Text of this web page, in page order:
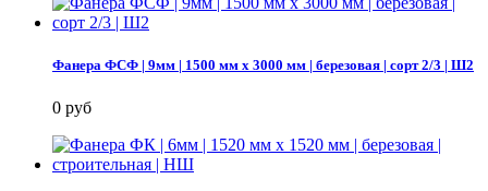
Фанера ФСФ | 9мм | 1500 мм х 3000 мм | березовая | сорт 2/3 | Ш2
0 руб